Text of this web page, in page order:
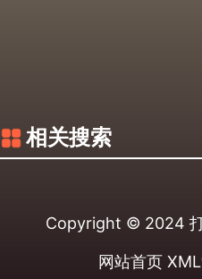
相关搜索
Copyright © 2024
网站首页 XML